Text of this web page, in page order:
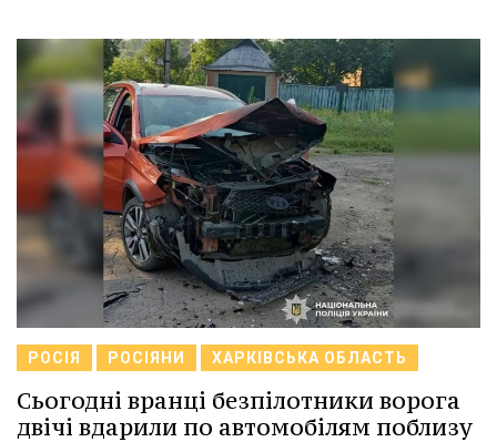
РОСІЯ РОСІЯНИ ХАРКІВСЬКА ОБЛАСТЬ
Сьогодні вранці безпілотники ворога
двічі вдарили по автомобілям поблизу